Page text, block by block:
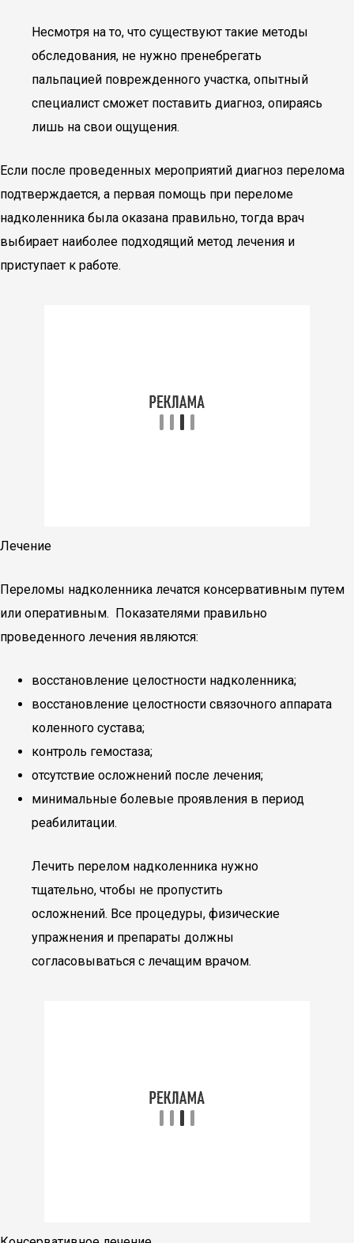
Несмотря на то, что существуют такие методы
обследования, не нужно пренебрегать
пальпацией поврежденного участка, опытный
специалист сможет поставить диагноз, опираясь
лишь на свои ощущения.
Если после проведенных мероприятий диагноз перелома
подтверждается, а первая помощь при переломе
надколенника была оказана правильно, тогда врач
выбирает наиболее подходящий метод лечения и
приступает к работе.
Лечение
Переломы надколенника лечатся консервативным путем
или оперативным. Показателями правильно
проведенного лечения являются:
восстановление целостности надколенника;
восстановление целостности связочного аппарата
коленного сустава;
контроль гемостаза;
отсутствие осложнений после лечения;
минимальные болевые проявления в период
реабилитации.
Лечить перелом надколенника нужно
тщательно, чтобы не пропустить
осложнений. Все процедуры, физические
упражнения и препараты должны
согласовываться с лечащим врачом.